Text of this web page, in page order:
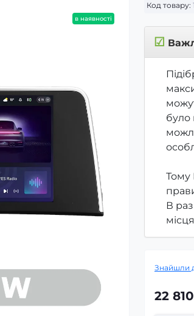
в наявності
Код товару:
☑
було
Тому
В
Знайшли
22